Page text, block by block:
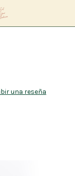
una reseña